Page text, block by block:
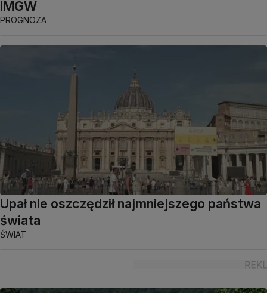
IMGW
PROGNOZA
Upał nie oszczędził najmniejszego państwa
świata
ŚWIAT